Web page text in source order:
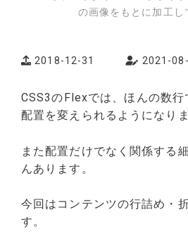
の画像をもとに加工し
2018-12-31 2021-
CSS3のFlexでは、ほんの数
配置を変えられるようになりま
また配置だけでなく関係する
んあります。
今回はコンテンツの行詰め・
す。